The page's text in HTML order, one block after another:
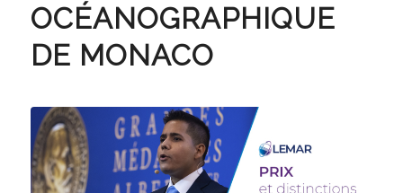
OCÉANOGRAPHIQUE
DE MONACO